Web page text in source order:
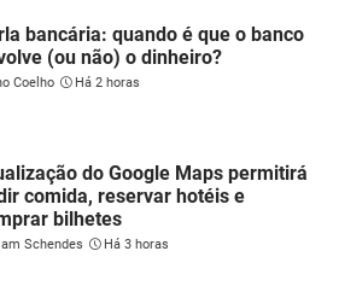
bancária: quando é que o banco
(ou não) o dinheiro?
Coelho Há 2 horas
do Google Maps permitirá
comida, reservar hotéis e
bilhetes
Schendes Há 3 horas